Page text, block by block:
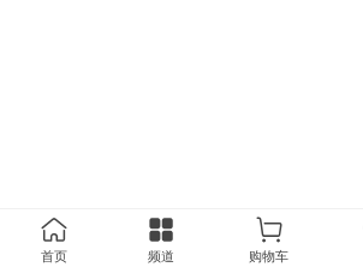
首页 频道 购物车